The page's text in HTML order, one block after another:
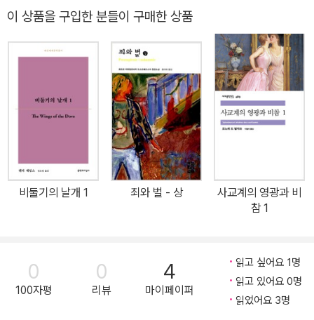
구상하고 있던 도스토옙스키는 앓던 폐기종이 악화되어 숨을 거둔다.
1881년 2월 1일 장례식을 찾은 6만여명의 인파가 떠나는 작가의 마
지막을 지켜보았다. 도스토옙스키는 현재 상트페테르부르크 티흐빈
묘지에서 안식하고 있다. 대표작은 《가난한 사람들》, 《백야》, 《분
신》,《죽음의 집의 기록》, 《지하에서 쓴 회상록》, 《도박사》,《죄와
벌》, 《백치》, 《악령》, 《미성년》, 《카라마조프가의 형제들》 등이 있
최고 성취 가운데 하나인 『까라마조프 형제들』(전3권)이 창비세계문
학 85~87번으로 출간됐다. 인간 존재와 세계에 대한 탐구의 결정체
로 평가받는 『까라마조프 형제들』은 러시아 소도시의 지주 표도르 까
라마조프가 살해되며 벌어지는 이야기로 1880년 출간 이래 문학과
철학, 심리학에까지 지대한 영향을 미치며 세계 독자를 사로잡아왔
다. 도스또옙스끼는 이 소설에서 당대 러시아와 유럽의 현실이 빚어
낸 다양한 세계관을 극단까지 탐구했으며, 추리적 기법을 활용해 범
인 탐색과 심판의 과정을 생생하게 그려냈다. 독자들에게 ‘최고의 번
역’이라 일컬어지는 『죄와 벌』의 번역가 홍대화가 원문 문장의 맛을
최대한 살렸을 뿐 아니라, 번역 저본인 러시아어판(1982)을 참조해
다. 각기 정념과 충동, 이성과 논리, 종교적 영성을 대변하는 까라마조
프 세 형제의 이야기를 통해 독자들은 인간 본성의 근원적 악과 구원
의 가능성에 대한 물음의 중요한 열쇠를 만나게 될 것이다. 정념, 이
이 상품을 구입한 분들이 구매한 상품
비둘기의 날개 1 죄와 벌 - 상
사교계의 영광과 비
참 1
0
100자평
0
리뷰
4
마이페이퍼
읽고 싶어요 1명
읽고 있어요 0명
읽었어요 3명